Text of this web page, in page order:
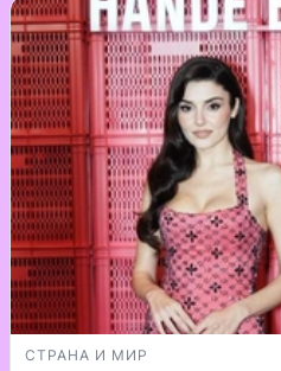
СТРАНА И МИР